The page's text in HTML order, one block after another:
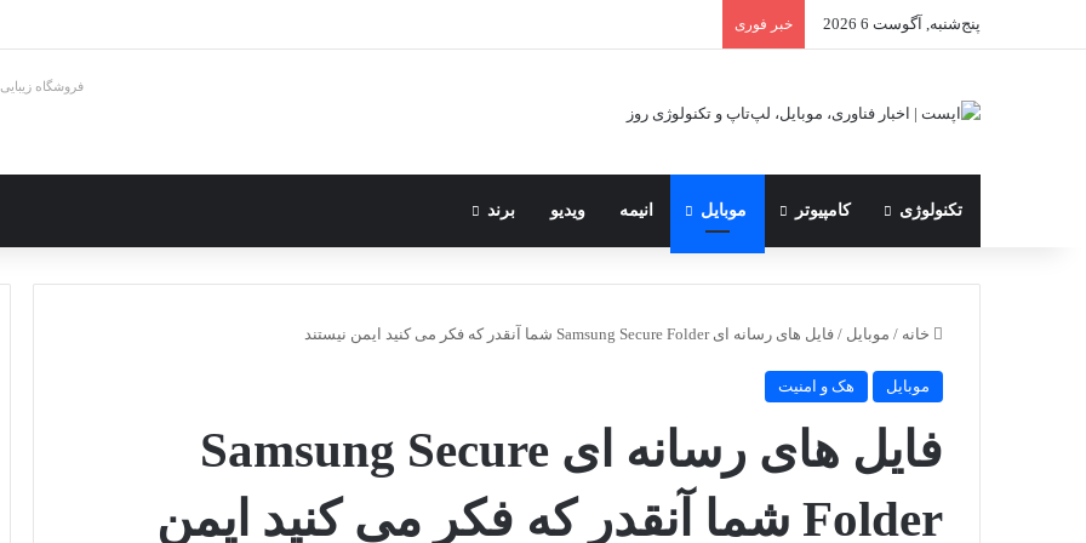
پنج‌شنبه, آگوست 6 2026 خبر فوری
فروشگاه
تکنولوژی کامپیوتر موبایل انیمه ویدیو برند
خانه / موبایل / فایل های رسانه ای Samsung Secure Folder شما آنقدر که فکر می کنید ایمن نیستند
موبایل هک و امنیت
فایل های رسانه ای Samsung Secure
Folder شما آنقدر که فکر می کنید ایمن